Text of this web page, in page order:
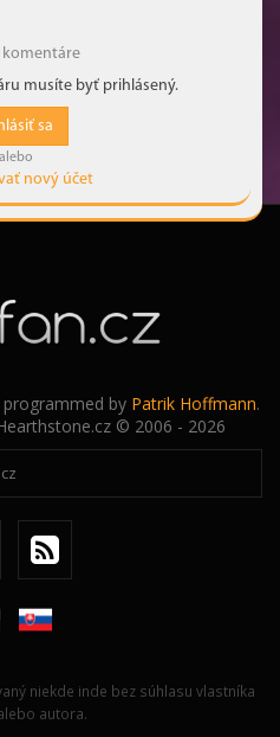
komentáre
musíte byť prihlásený.
sa
alebo
nový účet
by Patrik Hoffmann.
© 2006 - 2026
niekde inde bez súhlasu vlastníka
autora.